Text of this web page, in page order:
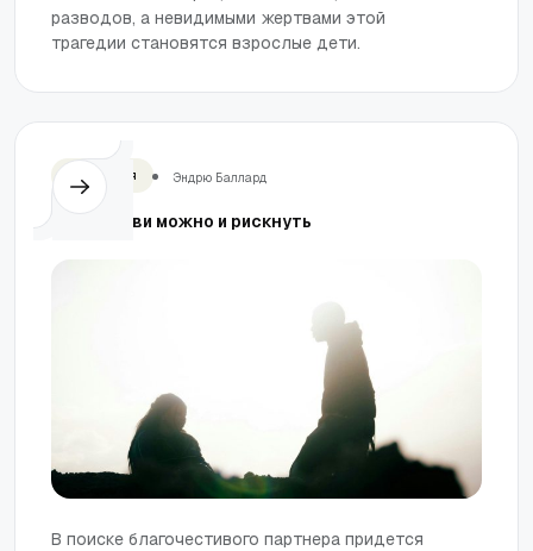
разводов, а невидимыми жертвами этой
трагедии становятся взрослые дети.
Отношения Эндрю Баллард
Ради любви можно и рискнуть
В поиске благочестивого партнера придется